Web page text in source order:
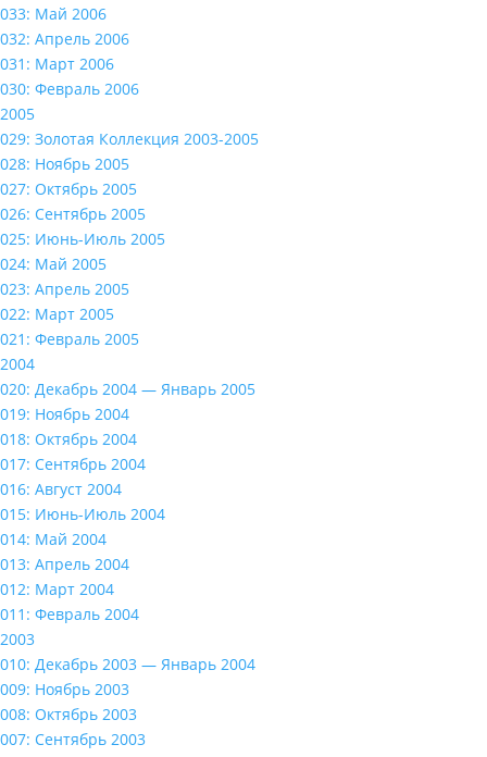
033: Май 2006
032: Апрель 2006
031: Март 2006
030: Февраль 2006
2005
029: Золотая Коллекция 2003-2005
028: Ноябрь 2005
027: Октябрь 2005
026: Сентябрь 2005
025: Июнь-Июль 2005
024: Май 2005
023: Апрель 2005
022: Март 2005
021: Февраль 2005
2004
020: Декабрь 2004 — Январь 2005
019: Ноябрь 2004
018: Октябрь 2004
017: Сентябрь 2004
016: Август 2004
015: Июнь-Июль 2004
014: Май 2004
013: Апрель 2004
012: Март 2004
011: Февраль 2004
2003
010: Декабрь 2003 — Январь 2004
009: Ноябрь 2003
008: Октябрь 2003
007: Сентябрь 2003